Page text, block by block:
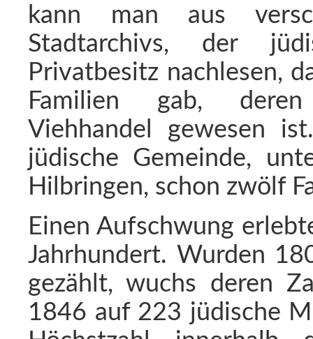
kann man aus
Stadtarchivs, der
Privatbesitz nachlesen,
Familien gab, deren
Viehhandel gewesen
jüdische Gemeinde,
Hilbringen, schon zwölf
Einen Aufschwung
Jahrhundert. Wurden
gezählt, wuchs deren
1846 auf 223 jüdische